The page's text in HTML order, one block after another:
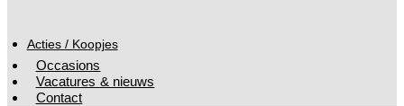
Acties / Koopjes
Occasions
Vacatures & nieuws
Contact